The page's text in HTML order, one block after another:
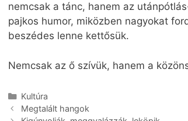
nemcsak a tánc, hanem az
pajkos humor, miközben nagyokat
beszédes lenne kettősük.
Nemcsak az ő szívük, hanem a
Kategória
Kultúra
Megtalált hangok